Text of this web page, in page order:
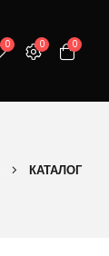
0 0 0
КАТАЛОГ